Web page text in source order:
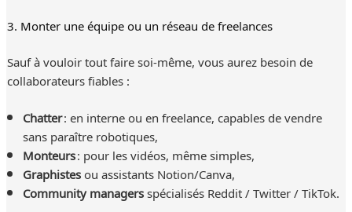
3. Monter une équipe ou un réseau de freelances
Sauf à vouloir tout faire soi-même, vous aurez besoin de
collaborateurs fiables :
Chatter: en interne ou en freelance, capables de vendre
sans paraître robotiques,
Monteurs: pour les vidéos, même simples,
Graphistesou assistants Notion/Canva,
Community managersspécialisés Reddit / Twitter / TikTok.